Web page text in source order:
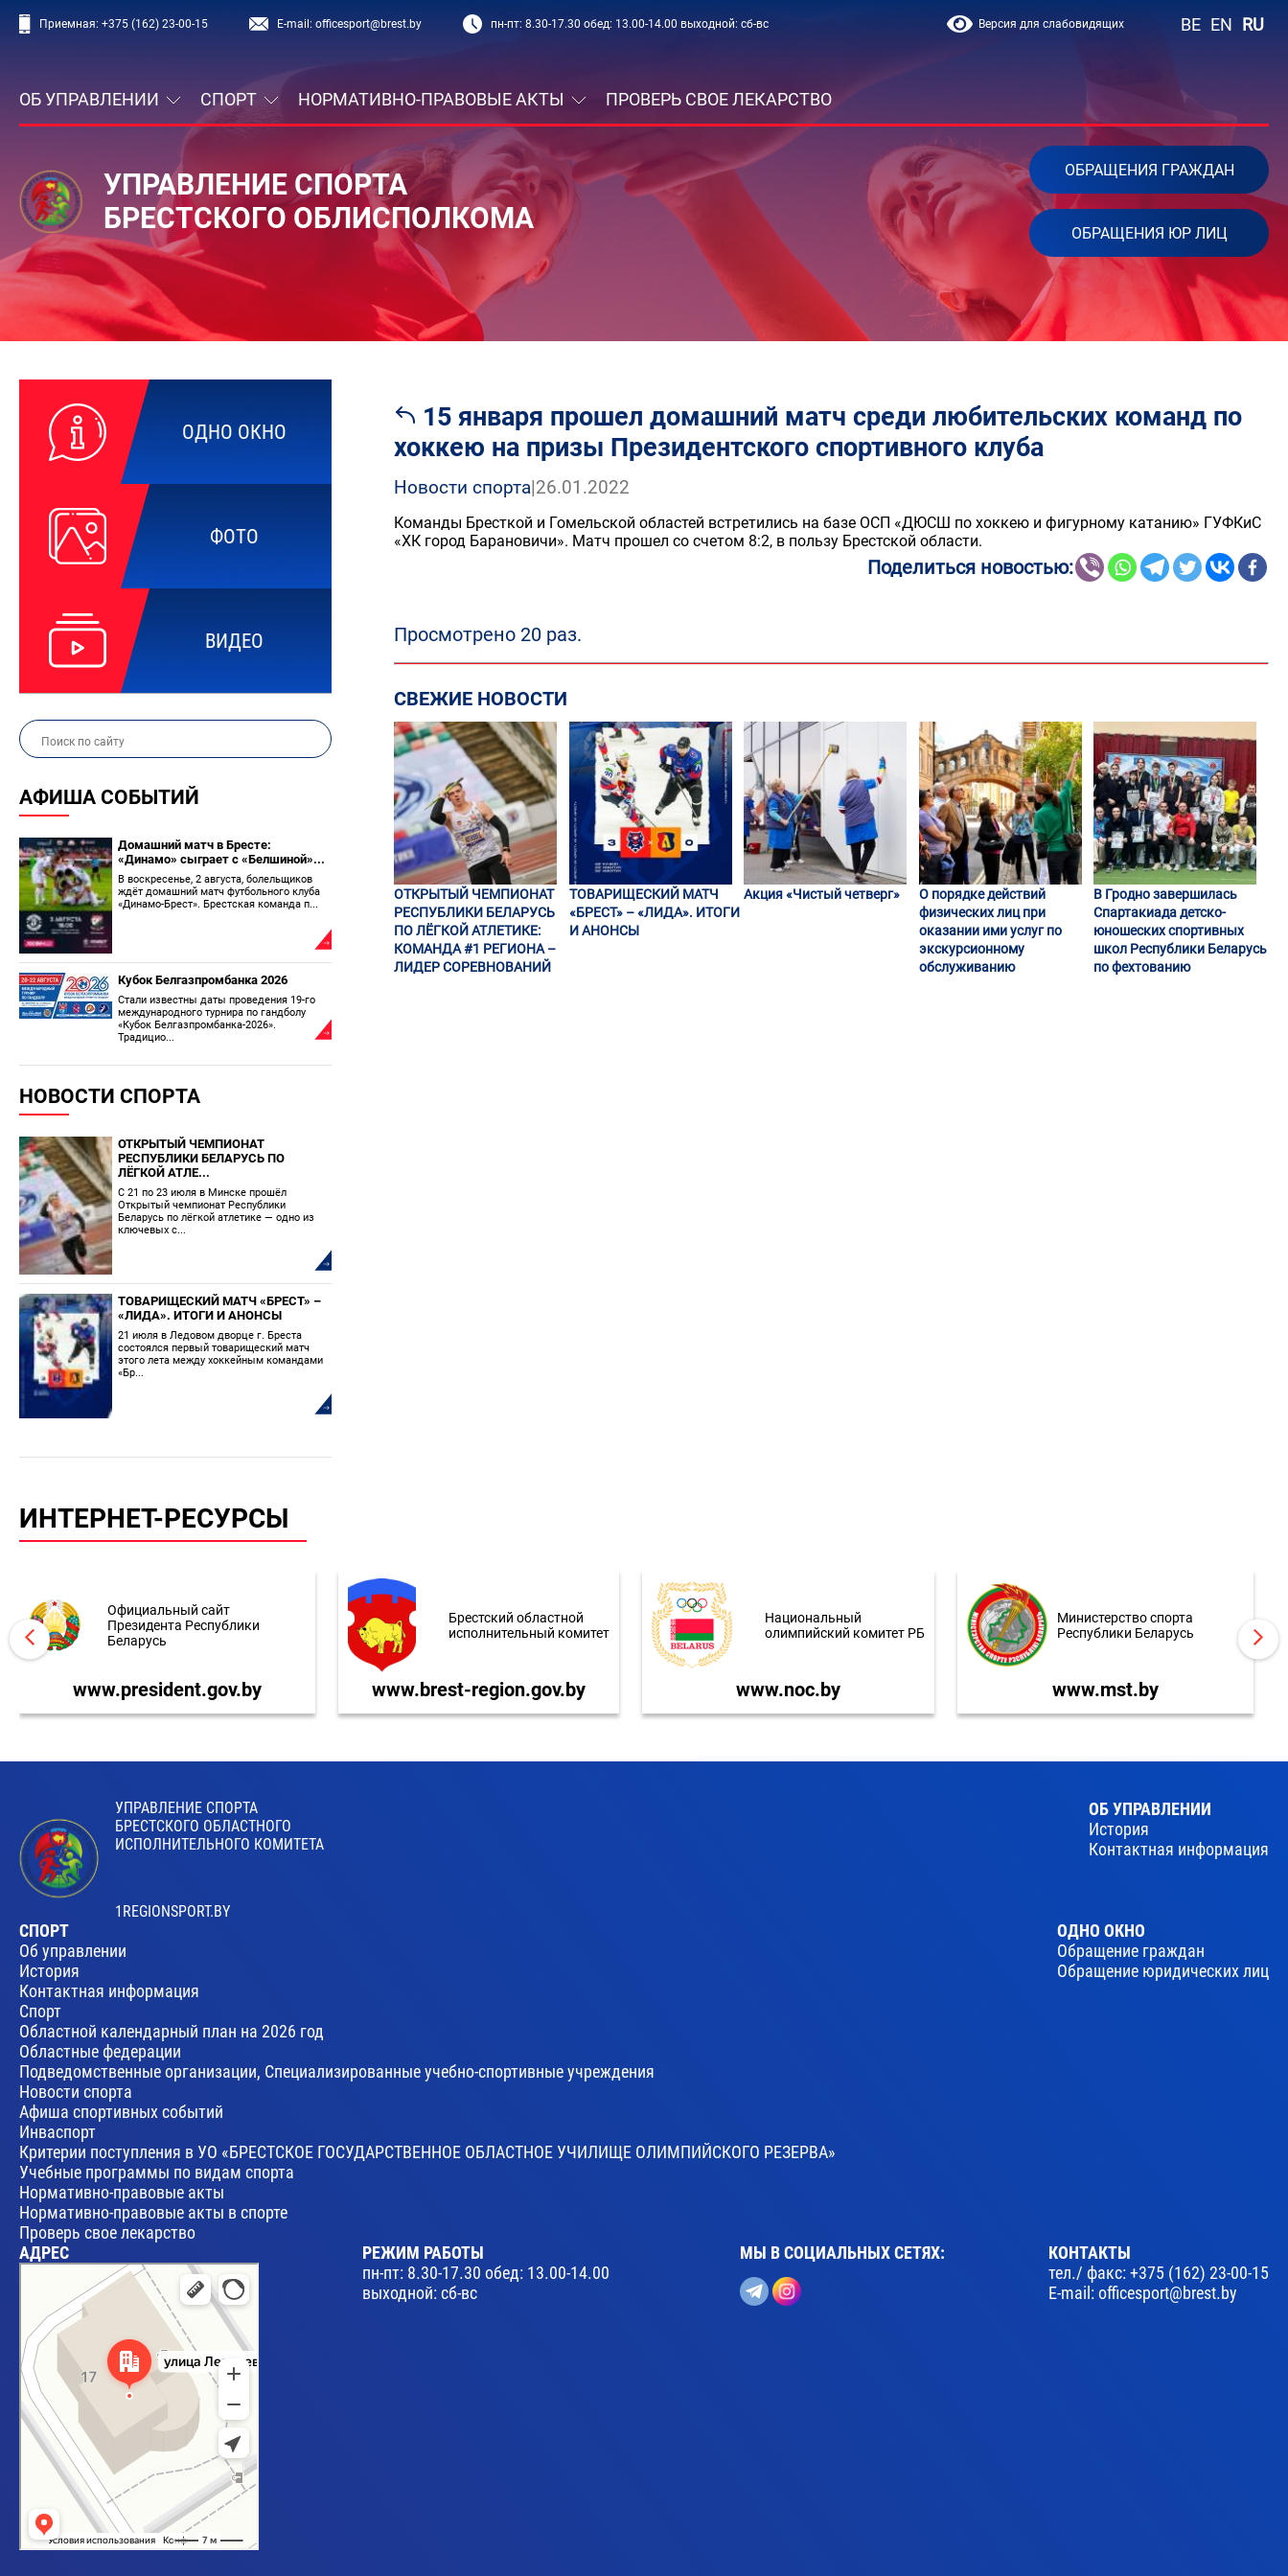
Приемная: +375 (162) 23-00-15 E-mail:officesport@brest.by пн-пт: 8.30-17.30 обед: 13.00-14.00 выходной: сб-вс Версия для слабовидящих BE EN RU
ОБ УПРАВЛЕНИИ СПОРТ НОРМАТИВНО-ПРАВОВЫЕ АКТЫ ПРОВЕРЬ СВОЕ ЛЕКАРСТВО
УПРАВЛЕНИЕ СПОРТА
БРЕСТСКОГО ОБЛИСПОЛКОМА
ОБРАЩЕНИЯ ГРАЖДАН
ОБРАЩЕНИЯ ЮР ЛИЦ
ОДНО ОКНО
ФОТО
ВИДЕО
АФИША СОБЫТИЙ
Домашний матч в Бресте:
«Динамо» сыграет с «Белшиной»...
В воскресенье, 2 августа, болельщиков
ждёт домашний матч футбольного клуба
«Динамо-Брест». Брестская команда п...
Кубок Белгазпромбанка 2026
Стали известны даты проведения 19-го
международного турнира по гандболу
«Кубок Белгазпромбанка-2026».
Традицио...
НОВОСТИ СПОРТА
ОТКРЫТЫЙ ЧЕМПИОНАТ
РЕСПУБЛИКИ БЕЛАРУСЬ ПО
ЛЁГКОЙ АТЛЕ...
С 21 по 23 июля в Минске прошёл
Открытый чемпионат Республики
Беларусь по лёгкой атлетике — одно из
ключевых с...
ТОВАРИЩЕСКИЙ МАТЧ «БРЕСТ» –
«ЛИДА». ИТОГИ И АНОНСЫ
21 июля в Ледовом дворце г. Бреста
состоялся первый товарищеский матч
этого лета между хоккейным командами
«Бр...
15 января прошел домашний матч среди любительских команд по
хоккею на призы Президентского спортивного клуба
Новости спорта|26.01.2022
Команды Бресткой и Гомельской областей встретились на базе ОСП «ДЮСШ по хоккею и фигурному катанию» ГУФКиС
«ХК город Барановичи». Матч прошел со счетом 8:2, в пользу Брестской области.
Поделиться новостью:
Просмотрено 20 раз.
СВЕЖИЕ НОВОСТИ
ОТКРЫТЫЙ ЧЕМПИОНАТ
РЕСПУБЛИКИ БЕЛАРУСЬ
ПО ЛЁГКОЙ АТЛЕТИКЕ:
КОМАНДА #1 РЕГИОНА –
ЛИДЕР СОРЕВНОВАНИЙ
ТОВАРИЩЕСКИЙ МАТЧ
«БРЕСТ» – «ЛИДА». ИТОГИ
И АНОНСЫ
Акция «Чистый четверг»
О порядке действий
физических лиц при
оказании ими услуг по
экскурсионному
обслуживанию
В Гродно завершилась
Спартакиада детско-
юношеских спортивных
школ Республики Беларусь
по фехтованию
ИНТЕРНЕТ-РЕСУРСЫ
Официальный сайт
Президента Республики
Беларусь
www.president.gov.by
Брестский областной
исполнительный комитет
www.brest-region.gov.by
Национальный
олимпийский комитет РБ
www.noc.by
Министерство спорта
Республики Беларусь
www.mst.by
УПРАВЛЕНИЕ СПОРТА
БРЕСТСКОГО ОБЛАСТНОГО
ИСПОЛНИТЕЛЬНОГО КОМИТЕТА
1REGIONSPORT.BY
ОБ УПРАВЛЕНИИ
История
Контактная информация
СПОРТ
Об управлении
История
Контактная информация
Спорт
Областной календарный план на 2026 год
Областные федерации
Подведомственные организации, Специализированные учебно-спортивные учреждения
Новости спорта
Афиша спортивных событий
Инваспорт
Критерии поступления в УО «БРЕСТСКОЕ ГОСУДАРСТВЕННОЕ ОБЛАСТНОЕ УЧИЛИЩЕ ОЛИМПИЙСКОГО РЕЗЕРВА»
Учебные программы по видам спорта
Нормативно-правовые акты
Нормативно-правовые акты в спорте
Проверь свое лекарство
ОДНО ОКНО
Обращение граждан
Обращение юридических лиц
АДРЕС
Брест
Улица Леваневского, 17 — Яндекс Карты
РЕЖИМ РАБОТЫ
пн-пт: 8.30-17.30 обед: 13.00-14.00
выходной: сб-вс
МЫ В СОЦИАЛЬНЫХ СЕТЯХ:
КОНТАКТЫ
тел./ факс:+375 (162) 23-00-15
E-mail:officesport@brest.by